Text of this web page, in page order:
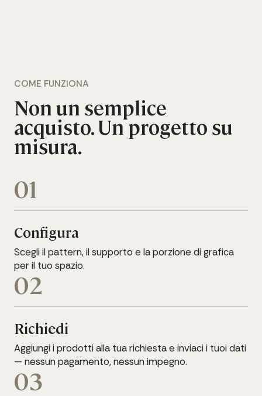
COME FUNZIONA
Non un semplice
acquisto. Un progetto su
misura.
01
Configura
Scegli il pattern, il supporto e la porzione di grafica
per il tuo spazio.
02
Richiedi
Aggiungi i prodotti alla tua richiesta e inviaci i tuoi dati
— nessun pagamento, nessun impegno.
03